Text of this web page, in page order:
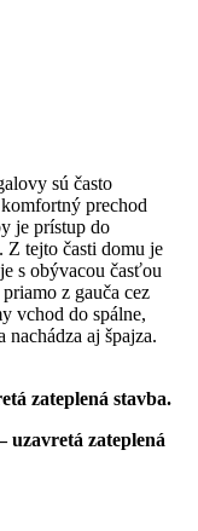
sú často
prechod
je prístup do
Z tejto časti domu je
s obývacou časťou
z gauča cez
vchod do spálne,
aj špajza.
zateplená stavba.
uzavretá zateplená